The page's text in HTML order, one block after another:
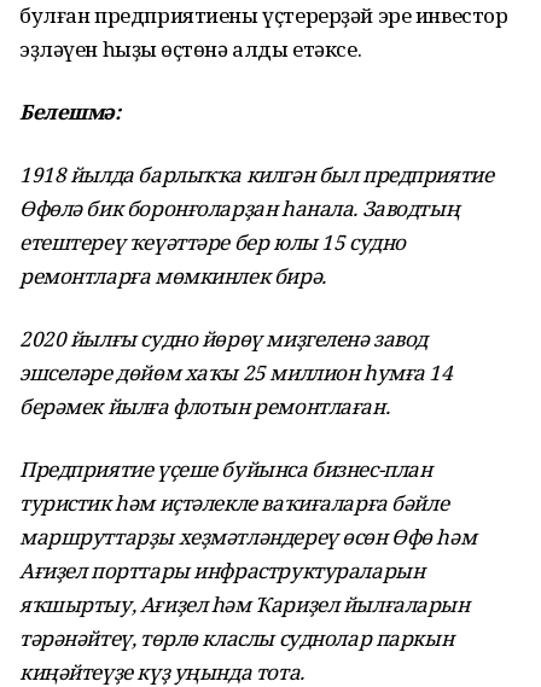
булған предприятиены үҫтерерҙәй эре инвестор
эҙләүен һыҙыҡ өҫтөнә алды етәксе.
Белешмә:
1918йылда барлыҡҡа килгән был предприятие
Өфөлә бик боронғоларҙан һанала. Заводтың
етештереү ҡеүәттәре бер юлы 15 судно
ремонтларға мөмкинлек бирә.
2020 йылғы судно йөрөү миҙгеленә завод
эшселәре дөйөм хаҡы 25 миллион һумға 14
берәмек йылға флотын ремонтлаған.
Предприятие үҫеше буйынса бизнес-план
туристик һәм иҫтәлекле ваҡиғаларға бәйле
маршруттарҙы хеҙмәтләндереү өсөн Өфө һәм
Ағиҙел порттары инфраструктураларын
яҡшыртыу, Ағиҙел һәм Ҡариҙел йылғаларын
тәрәнәйтеү, төрлө класлы суднолар паркын
киңәйтеүҙе күҙ уңында тота.